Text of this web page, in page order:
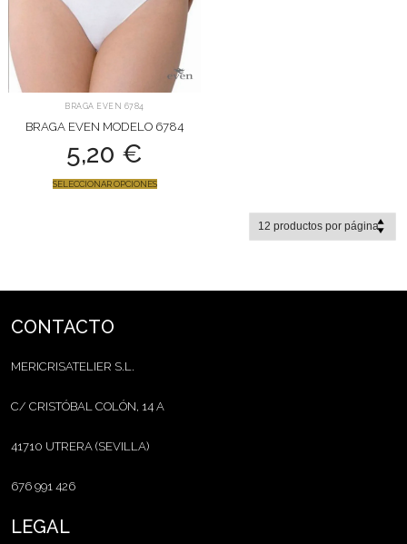
BRAGA EVEN 6784
BRAGA EVEN MODELO 6784
5,20 €
SELECCIONAR OPCIONES
CONTACTO
MERICRISATELIER S.L.
C/ CRISTÓBAL COLÓN, 14 A
41710 UTRERA (SEVILLA)
676 991 426
LEGAL